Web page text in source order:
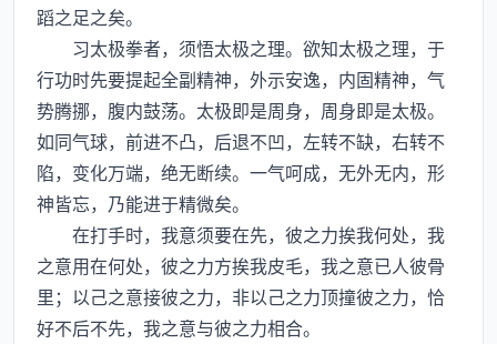
蹈之足之矣。
习太极拳者，须悟太极之理。欲知太极之理，于
行功时先要提起全副精神，外示安逸，内固精神，气
势腾挪，腹内鼓荡。太极即是周身，周身即是太极。
如同气球，前进不凸，后退不凹，左转不缺，右转不
陷，变化万端，绝无断续。一气呵成，无外无内，形
神皆忘，乃能进于精微矣。
在打手时，我意须要在先，彼之力挨我何处，我
之意用在何处，彼之力方挨我皮毛，我之意已人彼骨
里；以己之意接彼之力，非以己之力顶撞彼之力，恰
好不后不先，我之意与彼之力相合。